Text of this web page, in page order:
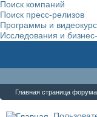
Поиск компаний
Поиск пресс-релизов
Программы и
Исследования и
Главная страница форума